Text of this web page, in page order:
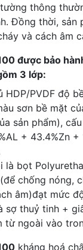
thông
Đồng thời, sản
và cách âm
được bảo
3 lớp:
HDP/PVDF độ
sơn bề mặt
sản phẩm),
+ 43.4%Zn +
là bọt
chống nóng,
âm)đạt mức
sợ thuỷ tinh +
từ ngoài vào
kháng hoá